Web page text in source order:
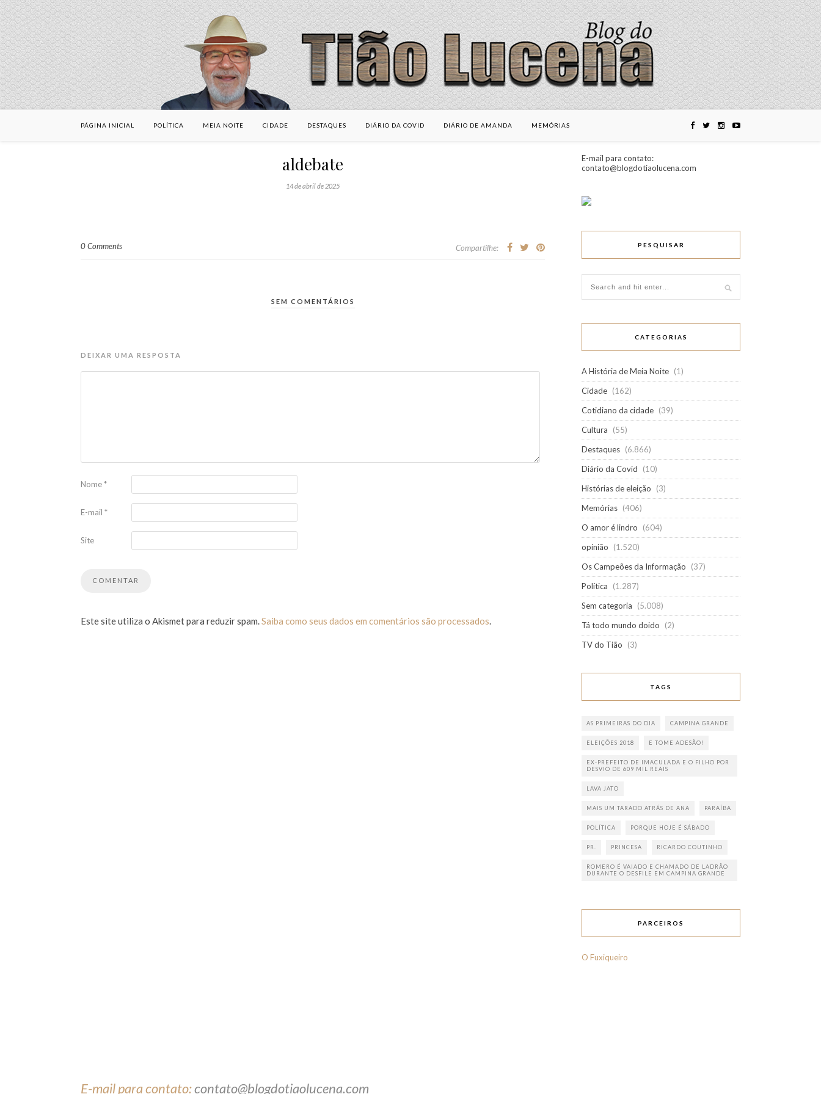
PÁGINA INICIAL POLÍTICA MEIA NOITE CIDADE DESTAQUES DIÁRIO DA COVID DIÁRIO DE AMANDA MEMÓRIAS
aldebate
14 de abril de 2025
0 Comments Compartilhe:
SEM COMENTÁRIOS
DEIXAR UMA RESPOSTA
Nome*
E-mail *
Site
Este site utiliza o Akismet para reduzir spam.Saiba como seus dados em comentários são processados.
E-mail para contato:
contato@blogdotiaolucena.com
PESQUISAR
CATEGORIAS
A História de Meia Noite (1)
Cidade (162)
Cotidiano da cidade (39)
Cultura
(55)
Destaques (6.866)
Diário da Covid
(10)
Histórias de eleição
(3)
Memórias (406)
O amor é lindro
(604)
opinião
(1.520)
Os Campeões da Informação
(37)
Política
(1.287)
Sem categoria
(5.008)
Tá todo mundo doido
(2)
TV do Tião
(3)
TAGS
AS PRIMEIRAS DO DIA CAMPINA GRANDE
ELEIÇÕES 2018 E TOME ADESÃO!
EX-PREFEITO DE IMACULADA E O FILHO POR
DESVIO DE 609 MIL REAIS
LAVA JATO
MAIS UM TARADO ATRÁS DE ANA PARAÍBA
POLÍTICA PORQUE HOJE É SÁBADO
PR. PRINCESA RICARDO COUTINHO
ROMERO É VAIADO E CHAMADO DE LADRÃO
DURANTE O DESFILE EM CAMPINA GRANDE
PARCEIROS
O Fuxiqueiro
E-mail para contato:contato@blogdotiaolucena.com